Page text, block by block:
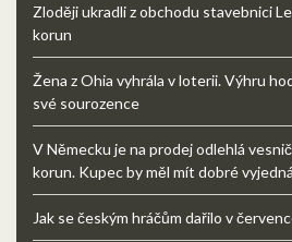
Zloději ukradli z obchodu stavebnici
korun
Žena z Ohia vyhrála v loterii. Výhru
své sourozence
V Německu je na prodej odlehlá
korun. Kupec by měl mít dobré
Jak se českým hráčům dařilo v